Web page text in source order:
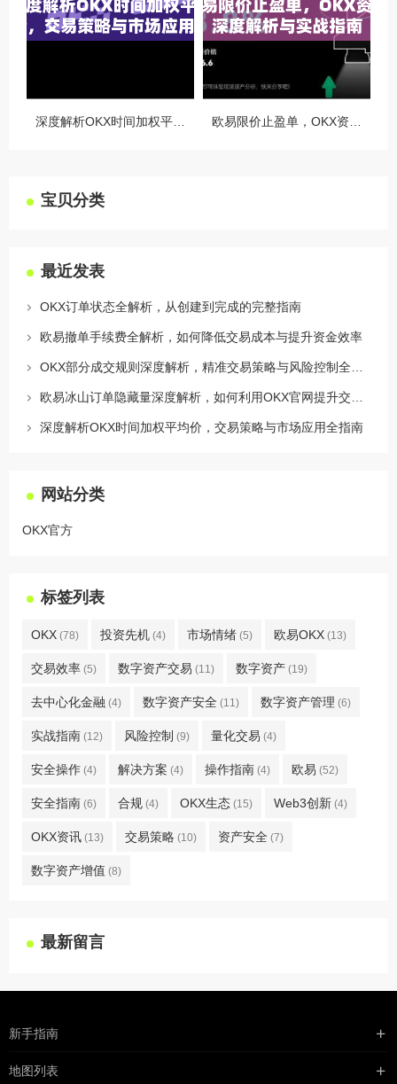
宝贝分类
最近发表
OKX订单状态全解析，从创建到完成的完整指南
欧易撤单手续费全解析，如何降低交易成本与提升资金效率
深度解析OKX时间加权平均价，交易策略与市场应用全指南
网站分类
OKX官方
标签列表
OKX (78) 投资先机 (4) 市场情绪 (5) 欧易OKX (13)
交易效率 (5) 数字资产交易 (11) 数字资产 (19)
去中心化金融 (4) 数字资产安全 (11) 数字资产管理 (6)
实战指南 (12) 风险控制 (9) 量化交易 (4)
安全操作 (4) 解决方案 (4) 操作指南 (4) 欧易 (52)
安全指南 (6) 合规 (4) OKX生态 (15) Web3创新 (4)
OKX资讯 (13) 交易策略 (10) 资产安全 (7)
数字资产增值 (8)
最新留言
新手指南
购买流程
地图列表